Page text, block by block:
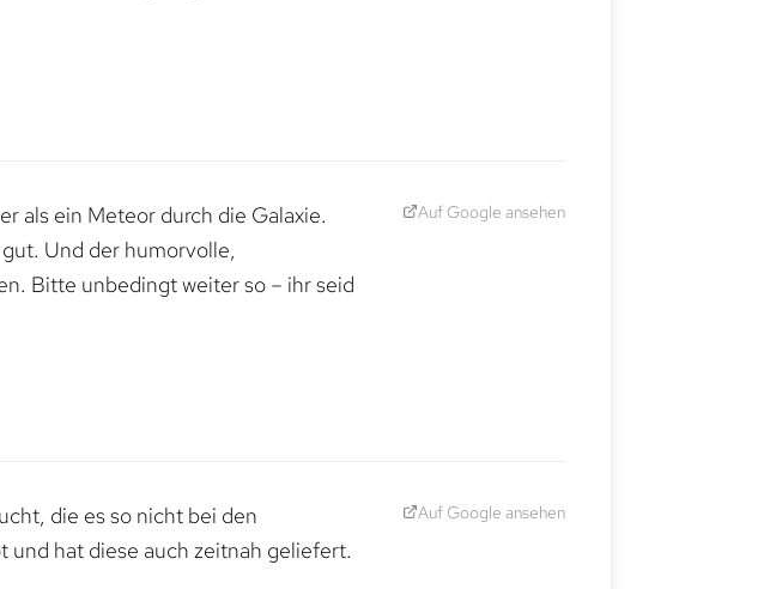
als ein Meteor durch die Galaxie.
Und der humorvolle,
Bitte unbedingt weiter so – ihr seid
Auf Google ansehen
die es so nicht bei den
und hat diese auch zeitnah geliefert.
Auf Google ansehen